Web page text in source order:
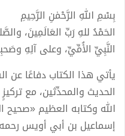
بِسْمِ اللهِ الرَّحْمٰنِ الرَّحِيمِ
الحَمْدُ للهِ رَبِّ العَالَمِينَ،
النَّبِيِّ الأُمِّيِّ، وعلى آلِهِ
يأتي هذا الكتاب دفاعًا عن
الحديث والمحدِّثين، مع
الله وكتابه العظيم «صحيح
إسماعيل بن أبي أويس رحمه